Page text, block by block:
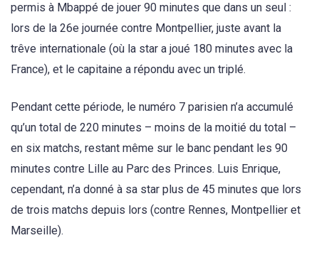
permis à Mbappé de jouer 90 minutes que dans un seul :
lors de la 26e journée contre Montpellier, juste avant la
trêve internationale (où la star a joué 180 minutes avec la
France), et le capitaine a répondu avec un triplé.
Pendant cette période, le numéro 7 parisien n’a accumulé
qu’un total de 220 minutes – moins de la moitié du total –
en six matchs, restant même sur le banc pendant les 90
minutes contre Lille au Parc des Princes. Luis Enrique,
cependant, n’a donné à sa star plus de 45 minutes que lors
de trois matchs depuis lors (contre Rennes, Montpellier et
Marseille).